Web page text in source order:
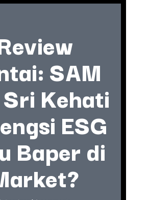
SAM
Sri Kehati
ESG
Baper di